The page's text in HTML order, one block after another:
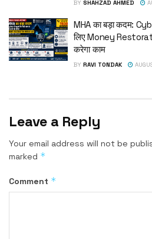
BY SHAHZAD AHMED
MHA का बड़ा कदम:
लिए Money
करेगा काम
BY RAVI TONDAK
Leave a Reply
Your email address will not be
marked *
Comment *